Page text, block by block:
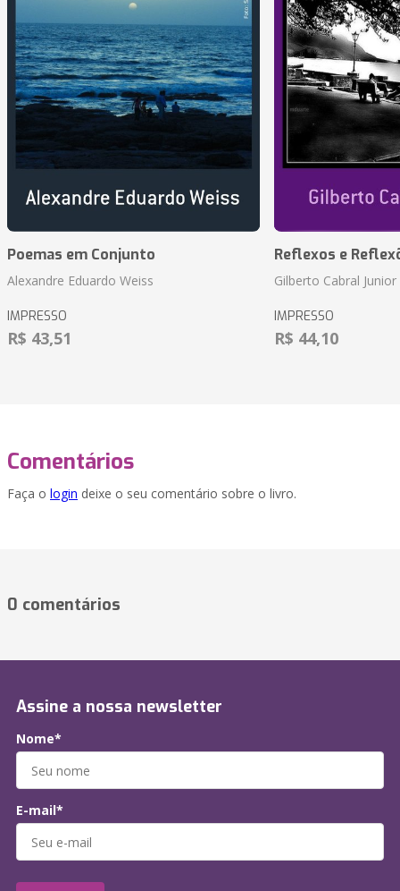
Poemas em Conjunto
Alexandre Eduardo Weiss
IMPRESSO
R$ 43,51
Reflexos e
Gilberto Cabral Junior
IMPRESSO
R$ 44,10
Comentários
Faça o login deixe o seu comentário sobre o livro.
0 comentários
Assine a nossa newsletter
Nome*
E-mail*